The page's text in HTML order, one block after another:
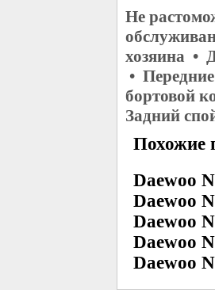
Не
хозяина •
•
бортовой
Задний
Похожие
Daewoo
Daewoo
Daewoo
Daewoo
Daewoo